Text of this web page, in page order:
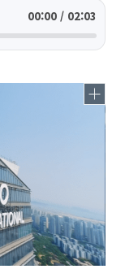
00:00 / 02:03